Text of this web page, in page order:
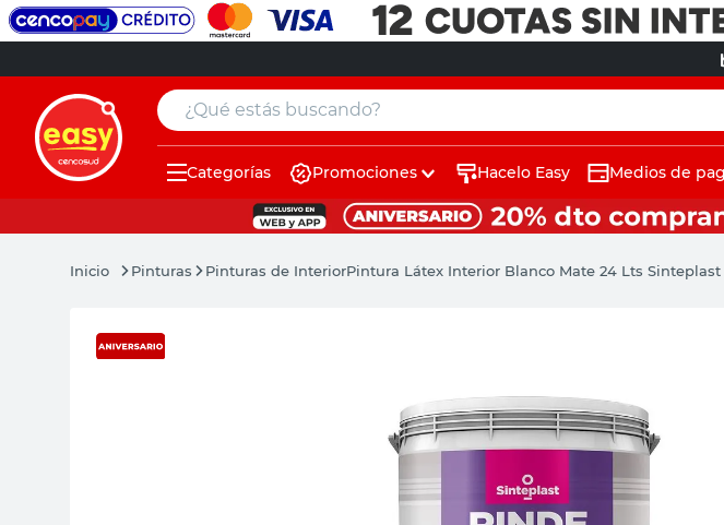
¿Qué estás buscando?
Categorías Promociones Hacelo Easy Medios de
Pinturas Pinturas de InteriorPintura Látex Interior Blanco Mate 24 Lts Sinteplast
muebles